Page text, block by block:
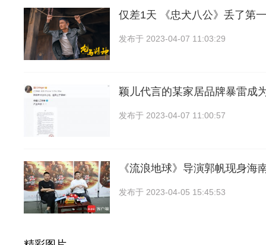
仅差1天 《忠犬八公》丢了第
发布于 2023-04-07 11:03:29
颖儿代言的某家居品牌暴雷成
发布于 2023-04-07 11:00:57
《流浪地球》导演郭帆现身海
发布于 2023-04-05 15:45:53